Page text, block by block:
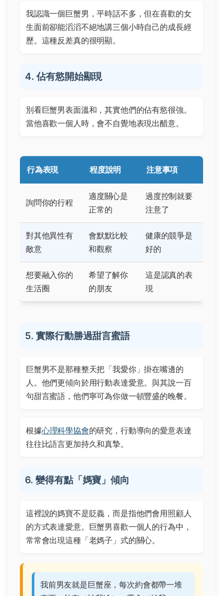
我認識一個巨蟹男，平時話不多，但在喜歡的女
生面前卻能滔滔不絕地講三個小時自己的成長經
歷。這種反差真的很明顯。
4. 佔有慾開始顯現
別看巨蟹男表面溫和，其實他們的佔有慾很強。
當他喜歡一個人時，會不自覺地表現出醋意。
行為表現 程度說明 注意事項
詢問你的行程
適度關心是
正常的
過度控制就要
注意了
對其他異性有
敵意
會默默比較
和觀察
健康的競爭是
好的
想要融入你的
生活圈
希望了解你
的朋友
這是認真的表
現
5. 實際行動勝過甜言蜜語
巨蟹男不是那種整天把「我愛你」掛在嘴邊的
人。他們更傾向於用行動表達愛意。與其說一百
句甜言蜜語，他們寧可為你做一頓豐盛的晚餐。
根據心理科學協會的研究，行動導向的愛意表達
往往比語言更加持久和真摯。
6. 變得有點「媽寶」傾向
這裡說的媽寶不是貶義，而是指他們會用照顧人
的方式表達愛意。巨蟹男喜歡一個人的行為中，
常常會出現這種「老媽子」式的關心。
我前男友就是巨蟹座，每次約會都帶一堆